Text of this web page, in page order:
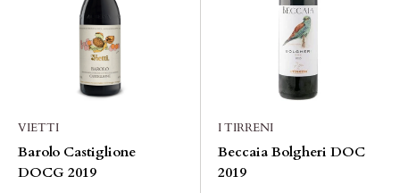
VIETTI
Barolo Castiglione
DOCG 2019
I TIRRENI
Beccaia Bolgheri DOC
2019